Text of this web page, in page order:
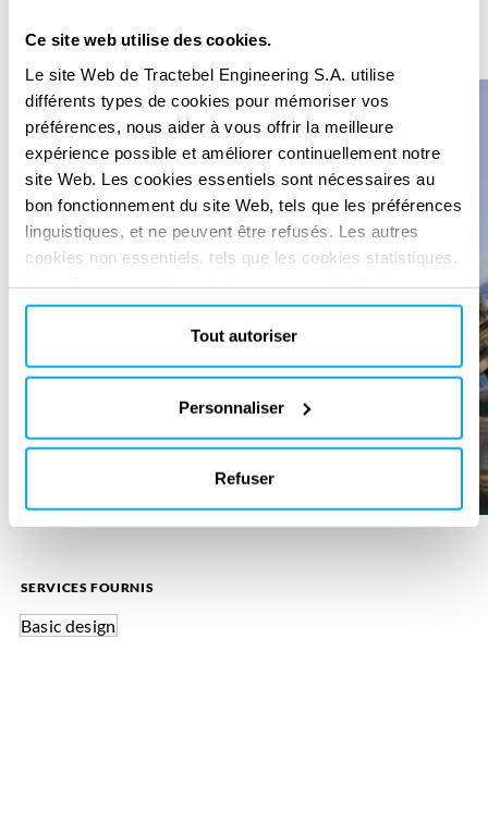
Ce site web utilise des cookies.
Le site Web de Tractebel Engineering S.A. utilise
différents types de cookies pour mémoriser vos
préférences, nous aider à vous offrir la meilleure
expérience possible et améliorer continuellement notre
site Web. Les cookies essentiels sont nécessaires au
bon fonctionnement du site Web, tels que les préférences
linguistiques, et ne peuvent être refusés. Les autres
cookies non essentiels, tels que les cookies statistiques,
qu'après avoir cliqué sur « Accepter tout ». Pour plus
d'informations, veuillez consulter notre politique en
matière de cookies dans la section « À propos » et au
Tout autoriser
Personnaliser
Refuser
SERVICES FOURNIS
Basic design